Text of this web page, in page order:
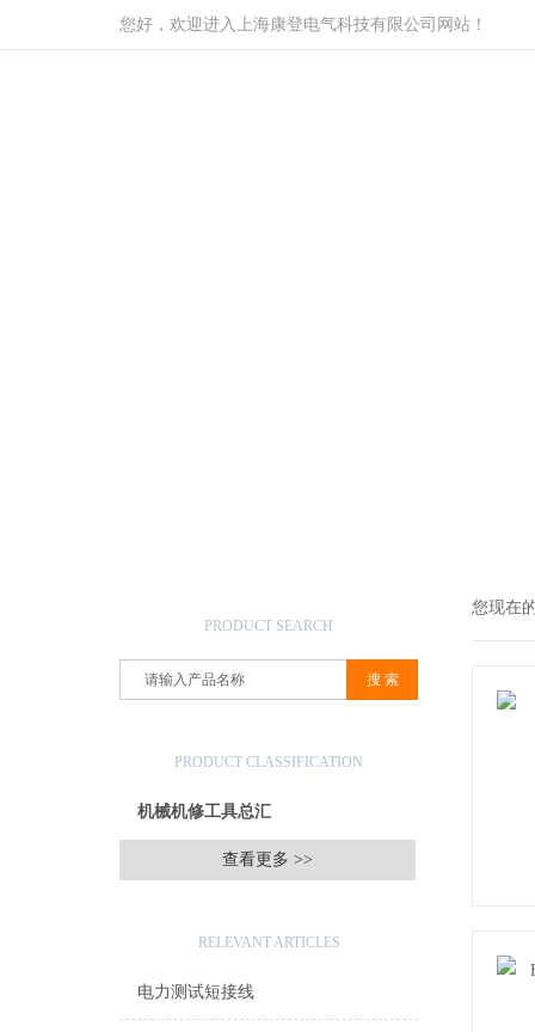
您好，欢迎进入上海康登电气科技有限公司网站！
PRODUCT SEARCH
PRODUCT CLASSIFICATION
机械机修工具总汇
查看更多 >>
RELEVANT ARTICLES
电力测试短接线
您现在